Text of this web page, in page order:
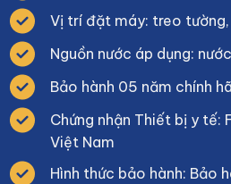
Vị trí đặt máy: treo
Nguồn nước áp dụng:
Bảo hành 05 năm chính
Chứng nhận Thiết bị y tế:
Việt Nam
Hình thức bảo hành: Bảo